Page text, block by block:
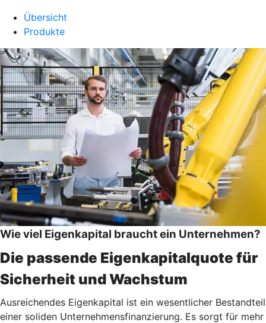
Übersicht
Produkte
Wie viel Eigenkapital braucht ein Unternehmen?
Die passende Eigenkapitalquote für
Sicherheit und Wachstum
Ausreichendes Eigenkapital ist ein wesentlicher Bestandteil
einer soliden Unternehmensfinanzierung. Es sorgt für mehr